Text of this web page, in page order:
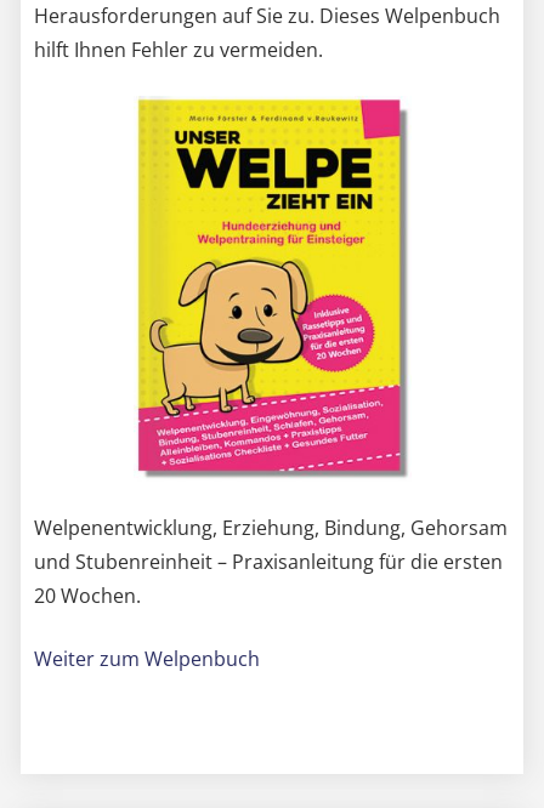
Herausforderungen auf Sie zu. Dieses Welpenbuch
hilft Ihnen Fehler zu vermeiden.
Welpenentwicklung, Erziehung, Bindung, Gehorsam
und Stubenreinheit – Praxisanleitung für die ersten
20 Wochen.
Weiter zum Welpenbuch